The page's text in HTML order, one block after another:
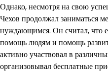
Однако, несмотря на свою
Чехов продолжал заниматься
нуждающимся. Он считал, что
помощь людям и помощь
активно участвовал в
организовывал бесплатные